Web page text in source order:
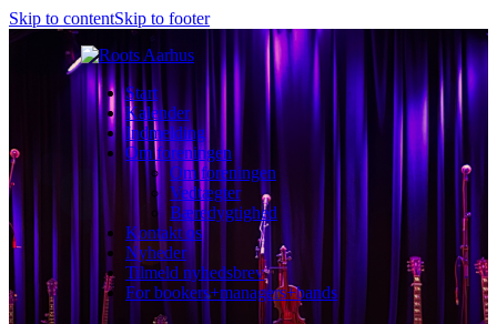
Skip to contentSkip to footer
Start
Kalender
Indmelding
Om foreningen
Om foreningen
Vedtægter
Bæredygtighed
Kontakt os
Nyheder
Tilmeld nyhedsbrev
For bookers+managers+bands